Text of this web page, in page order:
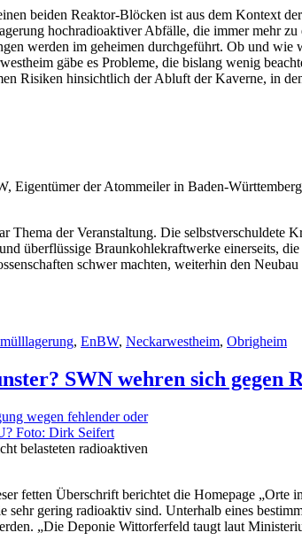
beiden Reaktor-Blöcken ist aus dem Kontext
hochradioaktiver Abfälle, die immer mehr
werden im geheimen durchgeführt. Ob und
gäbe es Probleme, die bislang wenig
Risiken hinsichtlich der Abluft der Kaverne, in
Eigentümer der Atommeiler in Baden-
der Veranstaltung. Die selbstverschuldete
überflüssige Braunkohlekraftwerke einerseits,
schwer machten, weiterhin den
, EnBW, Neckarwestheim, Obrigheim
SWN wehren sich gegen
belasteten radioaktiven
fetten Überschrift berichtet die Homepage „Orte
gering radioaktiv sind. Unterhalb eines
„Die Deponie Wittorferfeld taugt laut